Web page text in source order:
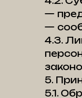
—
—
4.3.
5.
5.1.